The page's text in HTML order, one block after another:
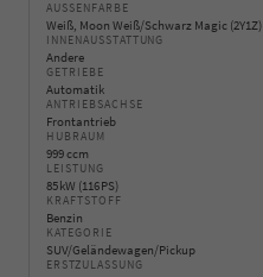
AUSSENFARBE
Weiß, Moon Weiß/Schwarz Magic (2Y1Z)
INNENAUSSTATTUNG
Andere
GETRIEBE
Automatik
ANTRIEBSACHSE
Frontantrieb
HUBRAUM
999 ccm
LEISTUNG
85 kW (116 PS)
KRAFTSTOFF
Benzin
KATEGORIE
SUV/Geländewagen/Pickup
ERSTZULASSUNG